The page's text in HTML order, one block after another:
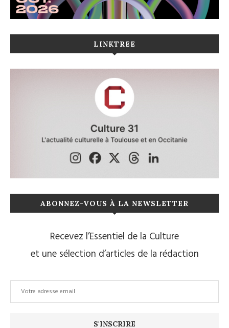
LINKTREE
ABONNEZ-VOUS À LA NEWSLETTER
Recevez l’Essentiel de la Culture
et une sélection d’articles de la rédaction